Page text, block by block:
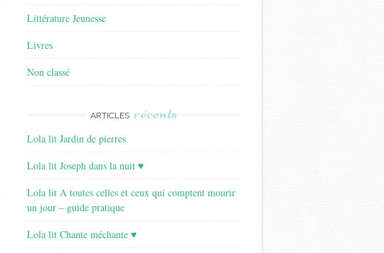
Littérature Jeunesse
Livres
Non classé
ARTICLES récents
Lola lit Jardin de pierres
Lola lit Joseph dans la nuit ♥
Lola lit A toutes celles et ceux qui comptent mourir
un jour – guide pratique
Lola lit Chante méchante ♥